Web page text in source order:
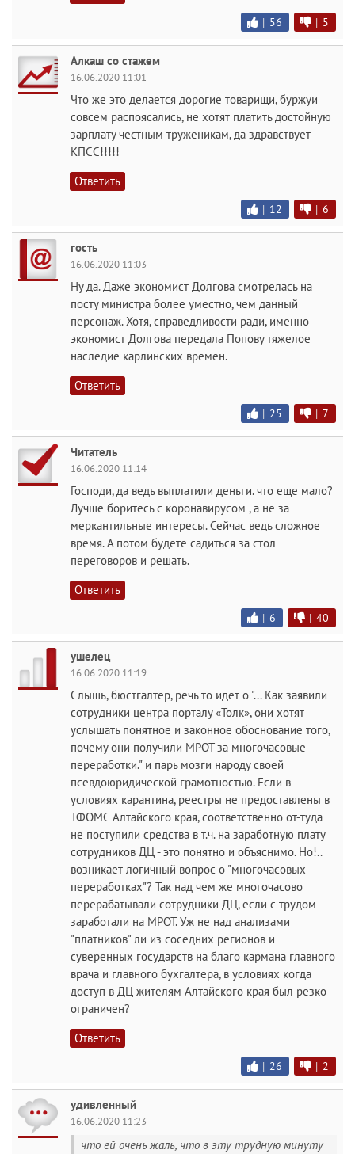
| 56 | 5
Алкаш со стажем
16.06.2020 11:01
Что же это делается дорогие товарищи, буржуи
совсем распоясались, не хотят платить достойную
зарплату честным труженикам, да здравствует
КПСС!!!!!
Ответить
| 12 | 6
гость
16.06.2020 11:03
Ну да. Даже экономист Долгова смотрелась на
посту министра более уместно, чем данный
персонаж. Хотя, справедливости ради, именно
экономист Долгова передала Попову тяжелое
наследие карлинских времен.
Ответить
| 25 | 7
Читатель
16.06.2020 11:14
Господи, да ведь выплатили деньги. что еще мало?
Лучше боритесь с коронавирусом , а не за
меркантильные интересы. Сейчас ведь сложное
время. А потом будете садиться за стол
переговоров и решать.
Ответить
| 6 | 40
ушелец
16.06.2020 11:19
Слышь, бюстгалтер, речь то идет о "... Как заявили
сотрудники центра порталу «Толк», они хотят
услышать понятное и законное обоснование того,
почему они получили МРОТ за многочасовые
переработки." и парь мозги народу своей
псевдоюридической грамотностью. Если в
условиях карантина, реестры не предоставлены в
ТФОМС Алтайского края, соответственно от-туда
не поступили средства в т.ч. на заработную плату
сотрудников ДЦ - это понятно и объяснимо. Но!..
возникает логичный вопрос о "многочасовых
переработках"? Так над чем же многочасово
перерабатывали сотрудники ДЦ, если с трудом
заработали на МРОТ. Уж не над анализами
"платников" ли из соседних регионов и
суверенных государств на благо кармана главного
врача и главного бухгалтера, в условиях когда
доступ в ДЦ жителям Алтайского края был резко
ограничен?
Ответить
| 26 | 2
удивленный
16.06.2020 11:23
что ей очень жаль, что в эту трудную минуту